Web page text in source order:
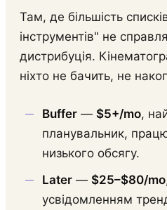
Там, де більшість
інструментів" не
дистрибуція.
ніхто не бачить, не
Buffer — $5+/mo,
планувальник,
низького обсягу.
Later — $25–$80/mo
усвідомленням